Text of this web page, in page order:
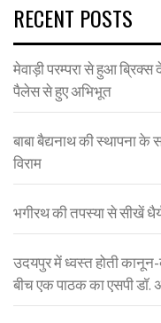
RECENT POSTS
मेवाड़ी परम्परा से हुआ ब्रिक्स
पैलेस से हुए अभिभूत
बाबा बैद्यनाथ की स्थापना
विराम
भगीरथ की तपस्या से सीखें
उदयपुर में ध्वस्त होती
बीच एक पाठक का एसपी